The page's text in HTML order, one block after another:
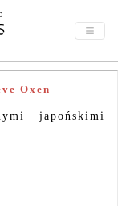
Oxen
japońskimi